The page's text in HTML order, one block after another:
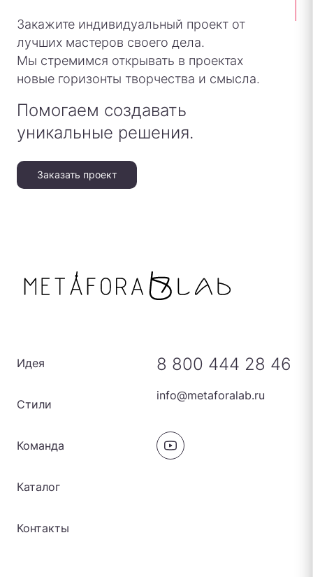
Закажите индивидуальный проект от
лучших мастеров своего дела.
Мы стремимся открывать в проектах
новые горизонты творчества и смысла.
Помогаем создавать
уникальные решения.
Заказать проект
Идея
Стили
Команда
Каталог
Контакты
8 800 444 28 46
info@metaforalab.ru